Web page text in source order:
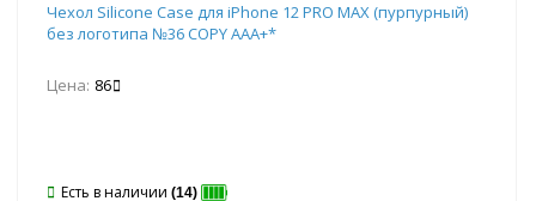
Чехол Silicone Case для iPhone 12 PRO MAX (пурпурный)
без логотипа №36 COPY AAA+*
Цена: 86
Есть в наличии (14)